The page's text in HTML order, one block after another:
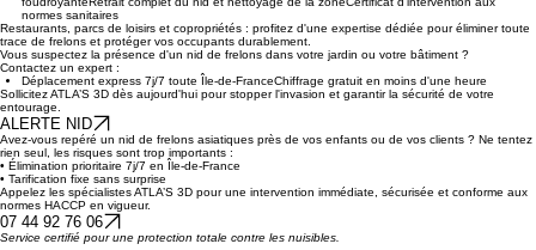
pour garantir un résultat immédiat sans risque collatéral.
Votre sécurité assurée par ATLA’S 3D
Repérage précis et sécurisation du périmètreTraitement par injection de poudre biocide
foudroyanteRetrait complet du nid et nettoyage de la zoneCertificat d'intervention aux
normes sanitaires
Restaurants, parcs de loisirs et copropriétés : profitez d'une expertise dédiée pour éliminer toute
trace de frelons et protéger vos occupants durablement.
Vous suspectez la présence d'un nid de frelons dans votre jardin ou votre bâtiment ?
Contactez un expert :
Déplacement express 7j/7 toute Île-de-FranceChiffrage gratuit en moins d'une heure
Sollicitez ATLA’S 3D dès aujourd'hui pour stopper l'invasion et garantir la sécurité de votre
entourage.
ALERTE NID
Avez-vous repéré un nid de frelons asiatiques près de vos enfants ou de vos clients ? Ne tentez
rien seul, les risques sont trop importants :
• Élimination prioritaire 7j/7 en Île-de-France
• Tarification fixe sans surprise
Appelez les spécialistes ATLA’S 3D pour une intervention immédiate, sécurisée et conforme aux